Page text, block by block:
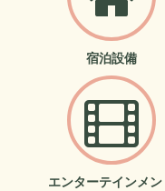
宿泊設備
エンターテインメン